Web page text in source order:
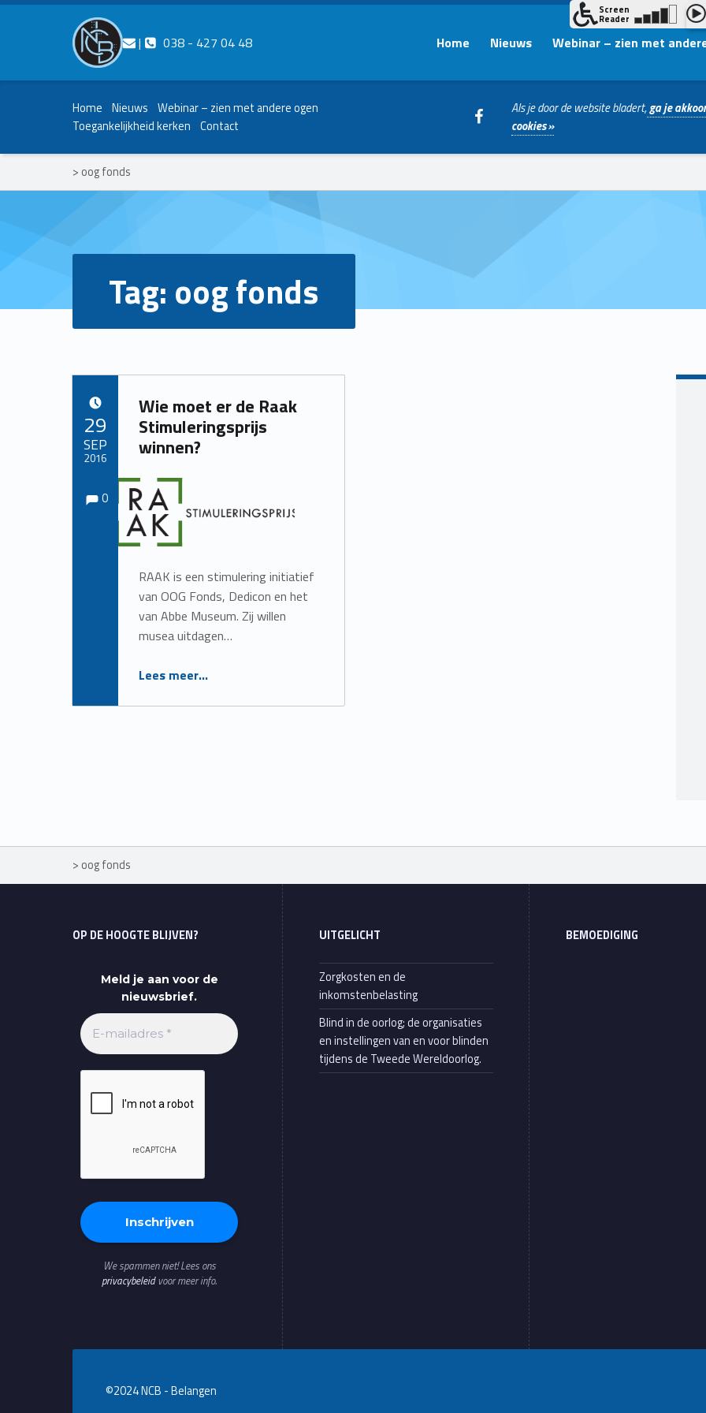
Contact ons
| 038 - 427 04 48 Home Nieuws Webinar – zien met
Home Nieuws Webinar – zien met andere ogen
Toegankelijkheid kerken Contact
WebMan on FacebookAls je door de website bladert,ga je
cookies »
> oog fonds
Tag: oog fonds
Wie moet er de Raak
Stimuleringsprijs
winnen?
RAAK is een stimulering initiatief
van OOG Fonds, Dedicon en het
van Abbe Museum. Zij willen
musea uitdagen…
Lees meer“Wie moet er de Raak Stimuleringsprijs winnen?”
…
29
SEP
2016
Comments:
Comments:
0
> oog fonds
OP DE HOOGTE BLIJVEN?
Meld je aan voor de
nieuwsbrief.
We spammen niet! Lees ons
privacybeleidvoor meer info.
UITGELICHT
Zorgkosten en de
inkomstenbelasting
Blind in de oorlog; de organisaties
en instellingen van en voor blinden
tijdens de Tweede Wereldoorlog.
BEMOEDIGING
©2024 NCB - Belangen